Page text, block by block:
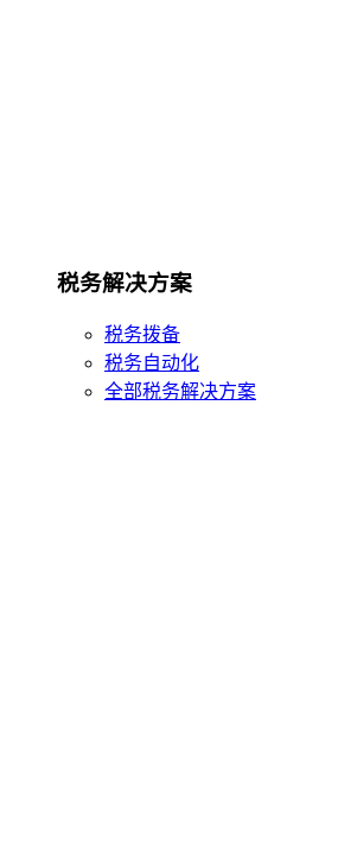
税务解决方案
税务拨备
税务自动化
全部税务解决方案